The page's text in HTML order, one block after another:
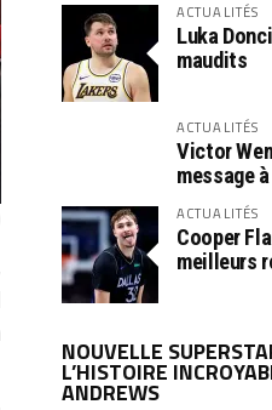
ACTUALITÉS
Luka
maudits
ACTUALITÉS
Victor
message
ACTUALITÉS
Cooper
meilleurs
NOUVELLE
L’HISTOIRE
ANDREWS